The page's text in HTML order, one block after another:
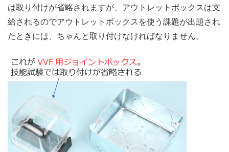
は取り付けが省略されますが、アウトレットボックスは支
給されるのでアウトレットボックスを使う課題が出題され
たときには、ちゃんと取り付けなければなりません。